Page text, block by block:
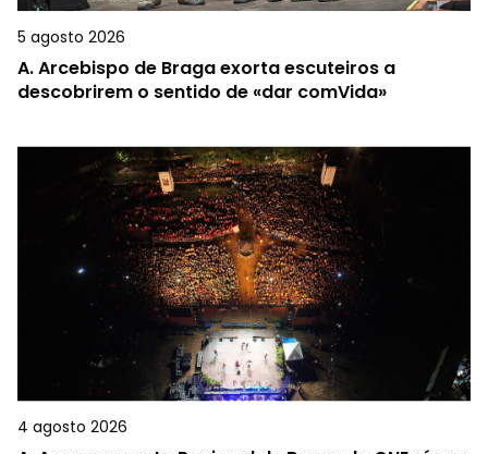
5 agosto 2026
A.Arcebispo de Braga exorta escuteiros a
descobrirem o sentido de «dar comVida»
4 agosto 2026